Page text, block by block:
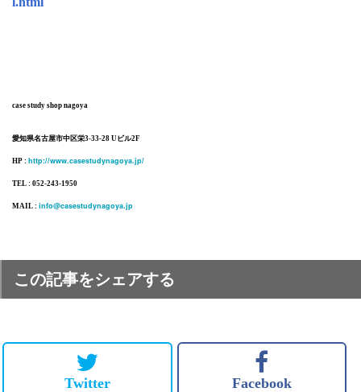
case study shop nagoya
愛知県名古屋市中区栄3-33-28 Uビル2F
HP : http://www.casestudynagoya.jp/
TEL : 052-243-1950
MAIL : info@casestudynagoya.jp
この記事をシェアする
Twitter Facebook